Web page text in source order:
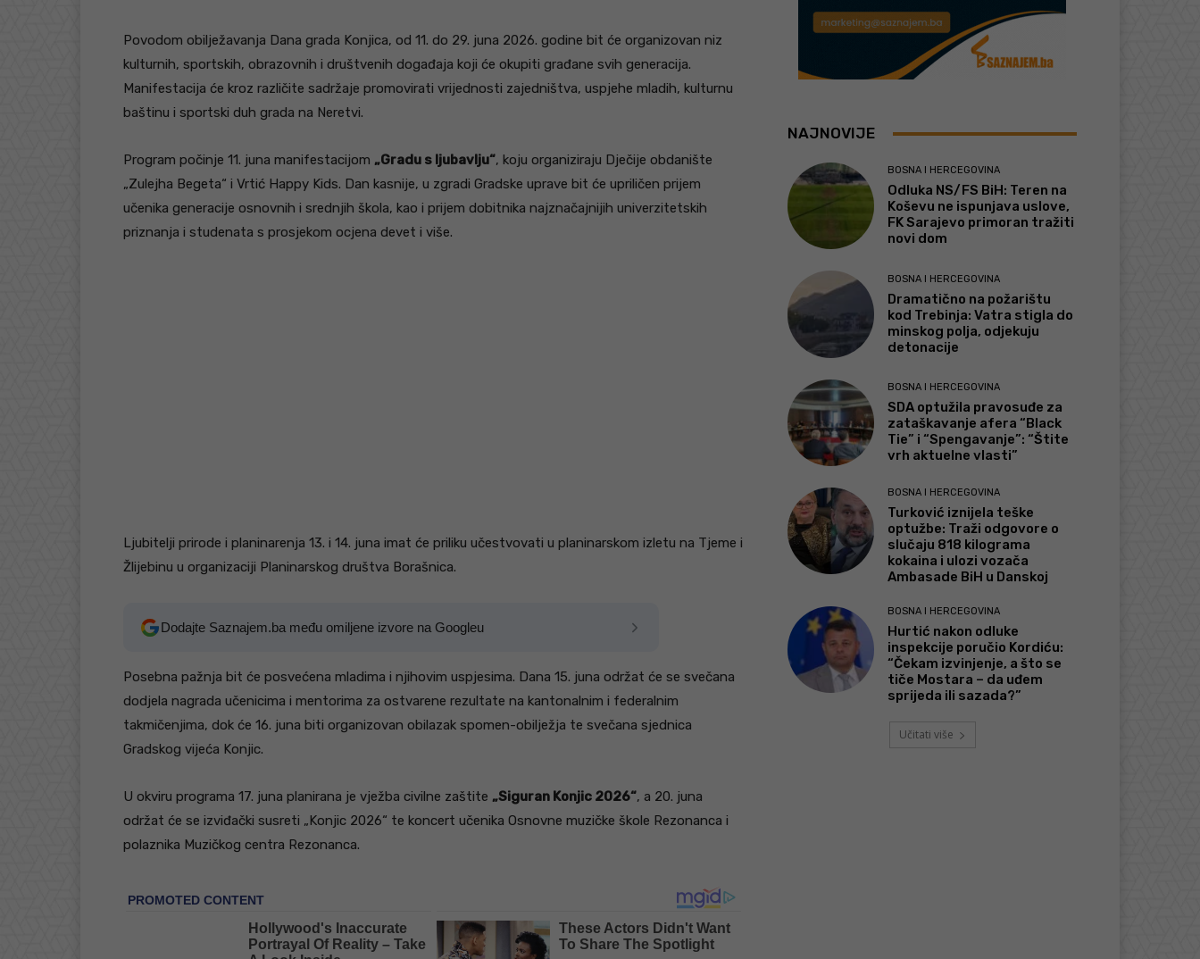
Povodom obilježavanja Dana grada Konjica, od 11. do 29. juna 2026. godine bit će organizovan niz
kulturnih, sportskih, obrazovnih i društvenih događaja koji će okupiti građane svih generacija.
Manifestacija će kroz različite sadržaje promovirati vrijednosti zajedništva, uspjehe mladih, kulturnu
baštinu i sportski duh grada na Neretvi.
Program počinje 11. juna manifestacijom „Gradu s ljubavlju“, koju organiziraju Dječije obdanište
„Zulejha Begeta“ i Vrtić Happy Kids. Dan kasnije, u zgradi Gradske uprave bit će upriličen prijem
učenika generacije osnovnih i srednjih škola, kao i prijem dobitnika najznačajnijih univerzitetskih
priznanja i studenata s prosjekom ocjena devet i više.
Ljubitelji prirode i planinarenja 13. i 14. juna imat će priliku učestvovati u planinarskom izletu na Tjeme i
Žlijebinu u organizaciji Planinarskog društva Borašnica.
Dodajte Saznajem.ba među omiljene izvore na Googleu
Posebna pažnja bit će posvećena mladima i njihovim uspjesima. Dana 15. juna održat će se svečana
dodjela nagrada učenicima i mentorima za ostvarene rezultate na kantonalnim i federalnim
takmičenjima, dok će 16. juna biti organizovan obilazak spomen-obilježja te svečana sjednica
Gradskog vijeća Konjic.
U okviru programa 17. juna planirana je vježba civilne zaštite „Siguran Konjic 2026“, a 20. juna
održat će se izviđački susreti „Konjic 2026“ te koncert učenika Osnovne muzičke škole Rezonanca i
polaznika Muzičkog centra Rezonanca.
NAJNOVIJE
BOSNA I HERCEGOVINA
Odluka NS/FS BiH: Teren na
Koševu ne ispunjava uslove,
FK Sarajevo primoran tražiti
novi dom
BOSNA I HERCEGOVINA
Dramatično na požarištu
kod Trebinja: Vatra stigla do
minskog polja, odjekuju
detonacije
BOSNA I HERCEGOVINA
SDA optužila pravosuđe za
zataškavanje afera “Black
Tie” i “Spengavanje”: “Štite
vrh aktuelne vlasti”
BOSNA I HERCEGOVINA
Turković iznijela teške
optužbe: Traži odgovore o
slučaju 818 kilograma
kokaina i ulozi vozača
Ambasade BiH u Danskoj
BOSNA I HERCEGOVINA
Hurtić nakon odluke
inspekcije poručio Kordiću:
“Čekam izvinjenje, a što se
tiče Mostara – da uđem
sprijeda ili sazada?”
Učitati više